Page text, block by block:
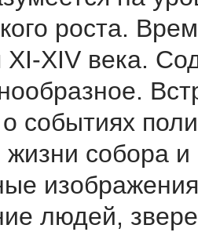
роста.
XI-XIV ве­ка.
событиях
жизни собора
людей,